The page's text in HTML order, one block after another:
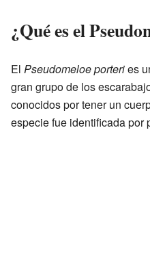
¿Qué es el
El Pseudomeloe porteries
gran grupo de los
conocidos por tener un
especie fue identificada por